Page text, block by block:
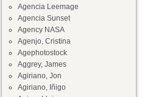
Agencia Leemage
Agencia Sunset
Agency NASA
Agenjo, Cristina
Agephotostock
Aggrey, James
Agiriano, Jon
Agiriano, Iñigo